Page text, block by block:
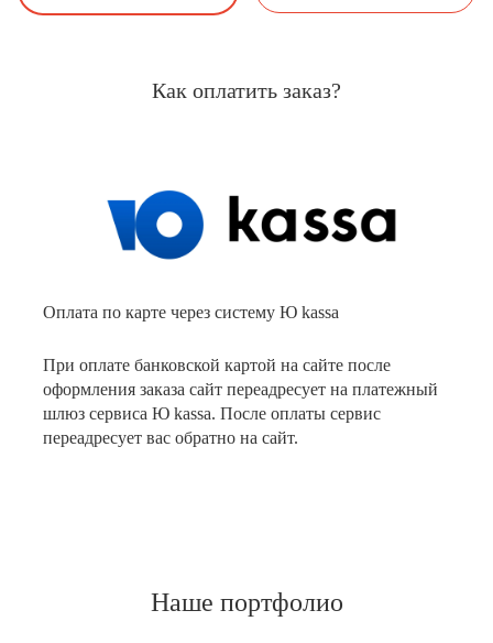
Как оплатить заказ?
Оплата по карте через систему Ю kassa
При оплате банковской картой на сайте после
оформления заказа сайт переадресует на платежный
шлюз сервиса Ю kassa. После оплаты сервис
переадресует вас обратно на сайт.
Наше портфолио